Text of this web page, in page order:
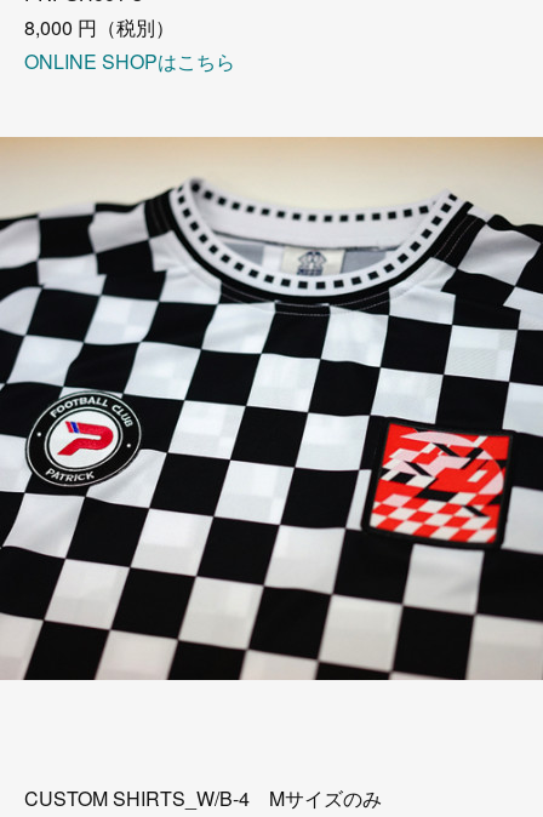
8,000 円（税別）
ONLINE SHOPはこちら
CUSTOM SHIRTS_W/B-4 Mサイズのみ